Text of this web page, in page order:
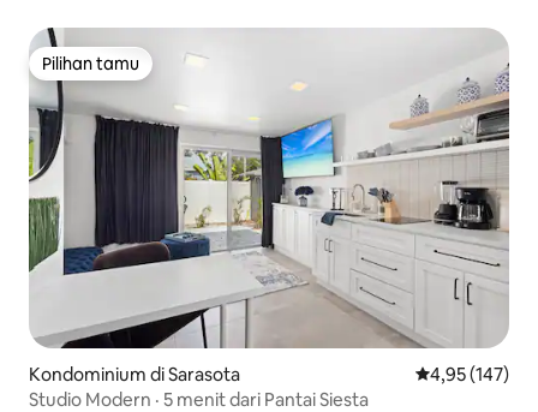
Pilihan tamu
Pilihan tamu
Kondominium di Sarasota Nilai rata-rata
4,95 (147)
Studio Modern · 5 menit dari Pantai Siesta